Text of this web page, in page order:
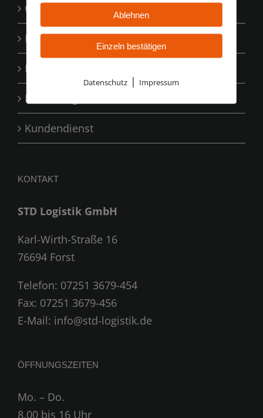
Containerdienst
Erdbau
Ihre Vorteile
Bewertungen
Kundendienst
KONTAKT
STD Logistik GmbH
Karl-Wirth-Straße 16
76694 Forst
Telefon: 07251 3679-454
Fax: 07251 3679-456
E-Mail: info@std-logistik.de
ÖFFNUNGSZEITEN
Mo. – Do.
8.00 bis 16 Uhr
Ablehnen
Einzeln bestätigen
Datenschutz | Impressum